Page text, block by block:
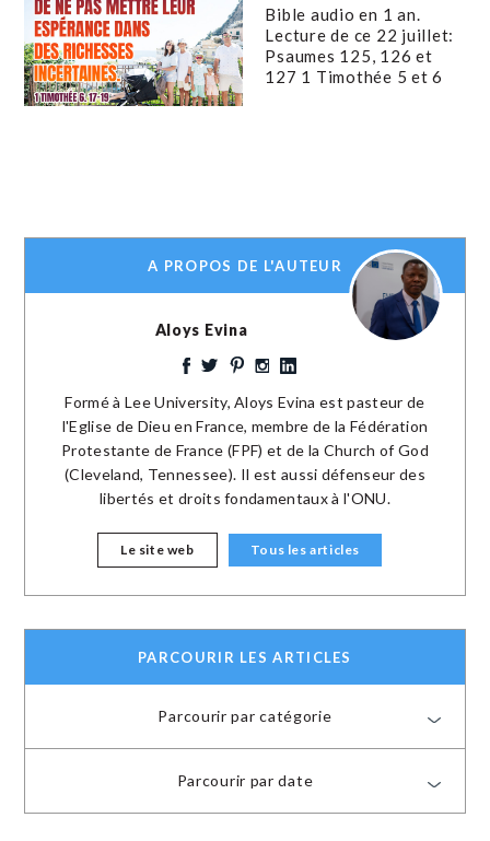
Bible audio en 1 an.
Lecture de ce 22 juillet:
Psaumes 125, 126 et
127 1 Timothée 5 et 6
A PROPOS DE L'AUTEUR
Aloys Evina
Formé à Lee University, Aloys Evina est pasteur de
l'Eglise de Dieu en France, membre de la Fédération
Protestante de France (FPF) et de la Church of God
(Cleveland, Tennessee). Il est aussi défenseur des
libertés et droits fondamentaux à l'ONU.
Le site web Tous les articles
PARCOURIR LES ARTICLES
Parcourir par catégorie
Parcourir par date